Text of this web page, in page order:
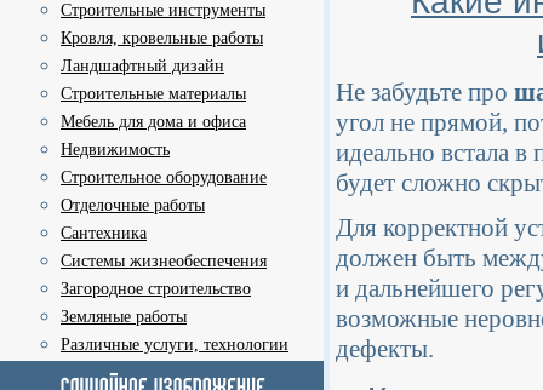
Строительные инструменты
Кровля, кровельные работы
Ландшафтный дизайн
Строительные материалы
Мебель для дома и офиса
Недвижимость
Строительное оборудование
Отделочные работы
Сантехника
Системы жизнеобеспечения
Загородное строительство
Земляные работы
Различные услуги, технологии
Не забудьте про
угол не прямой,
идеально встала
будет сложно
Для корректной
должен быть
и дальнейшего
возможные
дефекты.